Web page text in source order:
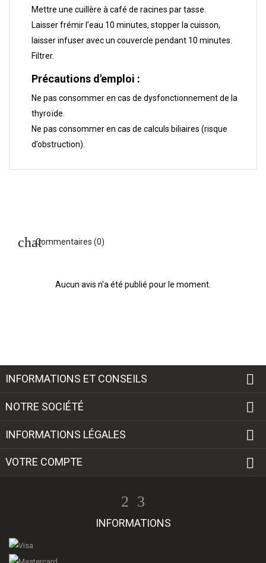
Mettre une cuillère à café de racines par tasse.
Laisser frémir l’eau 10 minutes, stopper la cuisson,
laisser infuser avec un couvercle pendant 10 minutes.
Filtrer.
Précautions d'emploi :
Ne pas consommer en cas de dysfonctionnement de la
thyroïde.
Ne pas consommer en cas de calculs biliaires (risque
d’obstruction).
Commentaires (0)
Aucun avis n'a été publié pour le moment.
INFORMATIONS ET CONSEILS 
NOTRE SOCIÉTÉ 
INFORMATIONS LÉGALES 
VOTRE COMPTE 
INFORMATIONS